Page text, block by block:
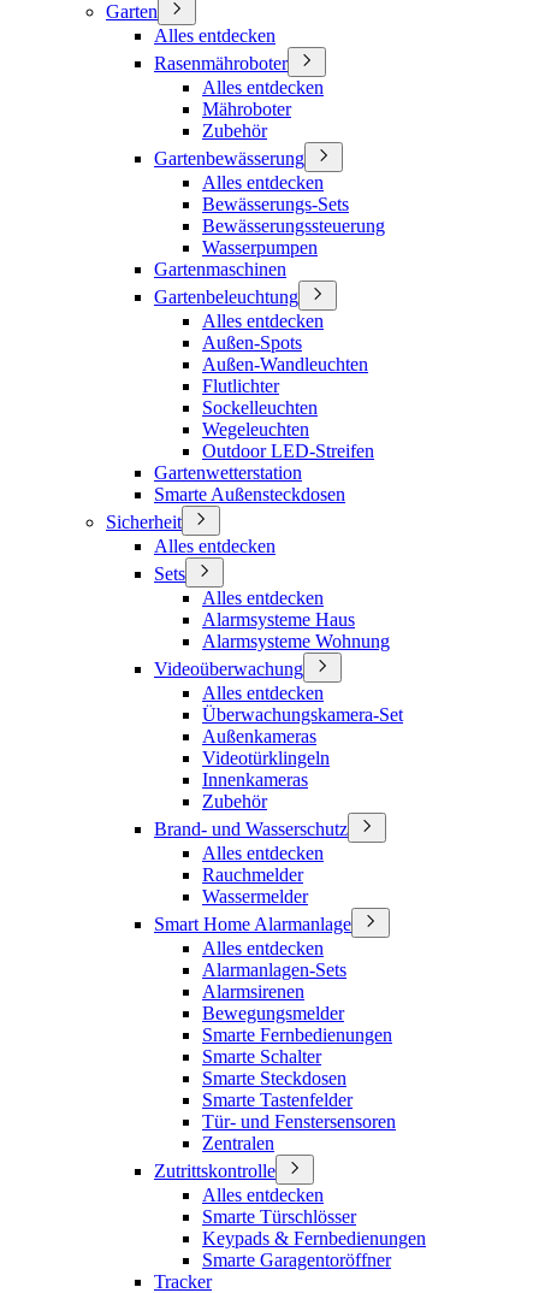
Garten
Alles entdecken
Rasenmähroboter
Alles entdecken
Mähroboter
Zubehör
Gartenbewässerung
Alles entdecken
Bewässerungs-Sets
Bewässerungssteuerung
Wasserpumpen
Gartenmaschinen
Gartenbeleuchtung
Alles entdecken
Außen-Spots
Außen-Wandleuchten
Flutlichter
Sockelleuchten
Wegeleuchten
Outdoor LED-Streifen
Gartenwetterstation
Smarte Außensteckdosen
Sicherheit
Alles entdecken
Sets
Alles entdecken
Alarmsysteme Haus
Alarmsysteme Wohnung
Videoüberwachung
Alles entdecken
Überwachungskamera-Set
Außenkameras
Videotürklingeln
Innenkameras
Zubehör
Brand- und Wasserschutz
Alles entdecken
Rauchmelder
Wassermelder
Smart Home Alarmanlage
Alles entdecken
Alarmanlagen-Sets
Alarmsirenen
Bewegungsmelder
Smarte Fernbedienungen
Smarte Schalter
Smarte Steckdosen
Smarte Tastenfelder
Tür- und Fenstersensoren
Zentralen
Zutrittskontrolle
Alles entdecken
Smarte Türschlösser
Keypads & Fernbedienungen
Smarte Garagentoröffner
Tracker